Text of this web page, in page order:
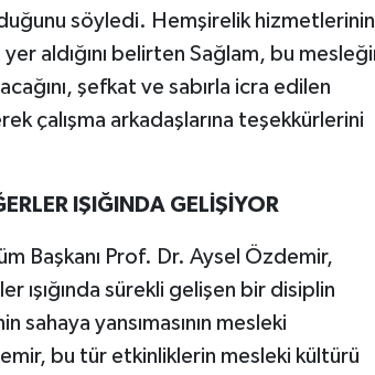
söyledi. Hemşirelik hizmetlerinin
aldığını belirten Sağlam, bu
şefkat ve sabırla icra edilen
çalışma arkadaşlarına teşekkürlerini
IŞIĞINDA GELİŞİYOR
Başkanı Prof. Dr. Aysel Özdemir,
ışığında sürekli gelişen bir disiplin
yansımasının mesleki
bu tür etkinliklerin mesleki kültürü